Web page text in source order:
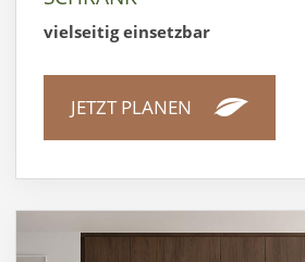
vielseitig einsetzbar
JETZT PLANEN